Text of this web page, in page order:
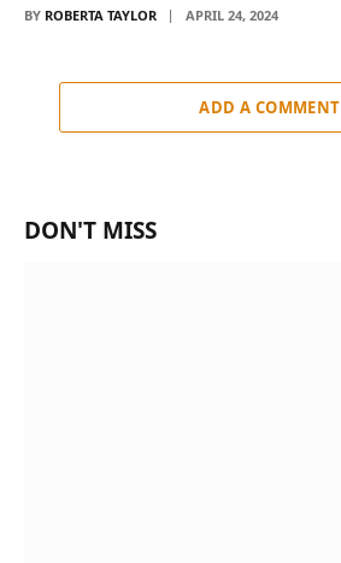
BY ROBERTA TAYLOR APRIL 24, 2024
ADD A COMMENT
DON'T MISS